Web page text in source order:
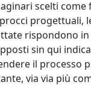
scelti come
progettuali,
rispondono
sin qui
il processo
via via più